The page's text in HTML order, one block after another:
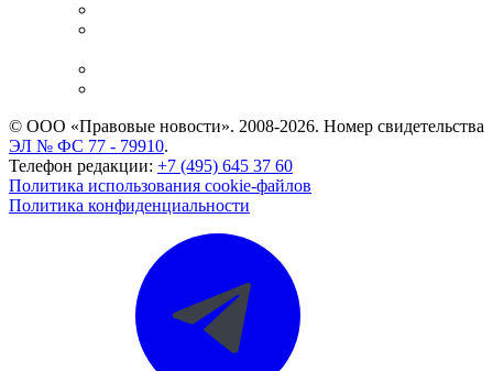
© ООО «Правовые новости». 2008-2026. Номер свидетельства
ЭЛ № ФС 77 - 79910.
Телефон редакции: +7 (495) 645 37 60
Политика использования cookie-файлов
Политика конфиденциальности